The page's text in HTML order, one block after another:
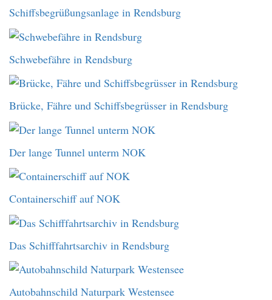
Schiffsbegrüßungsanlage in Rendsburg
Schwebefähre in Rendsburg
Brücke, Fähre und Schiffsbegrüsser in Rendsburg
Der lange Tunnel unterm NOK
Containerschiff auf NOK
Das Schifffahrtsarchiv in Rendsburg
Autobahnschild Naturpark Westensee